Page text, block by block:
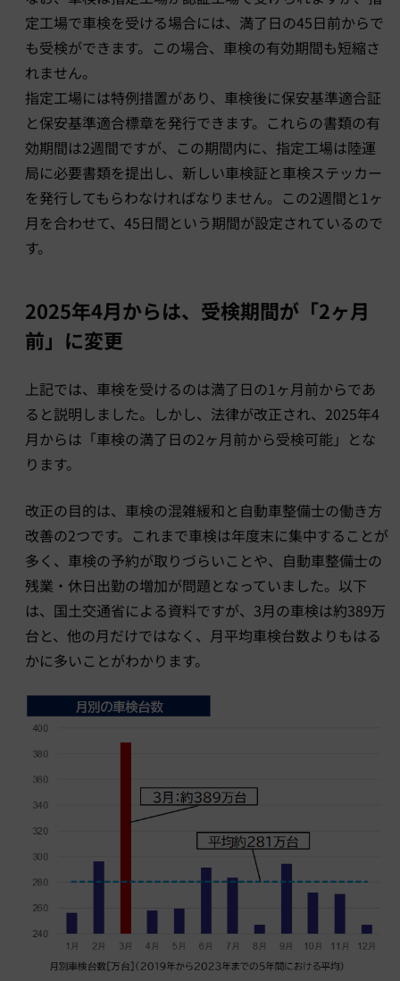
定工場で車検を受ける場合には、満了日の45日前からで
も受検ができます。この場合、車検の有効期間も短縮さ
れません。
指定工場には特例措置があり、車検後に保安基準適合証
と保安基準適合標章を発行できます。これらの書類の有
効期間は2週間ですが、この期間内に、指定工場は陸運
局に必要書類を提出し、新しい車検証と車検ステッカー
を発行してもらわなければなりません。この2週間と1ヶ
月を合わせて、45日間という期間が設定されているので
す。
2025年4月からは、受検期間が「2ヶ月
前」に変更
上記では、車検を受けるのは満了日の1ヶ月前からであ
ると説明しました。しかし、法律が改正され、2025年4
月からは「車検の満了日の2ヶ月前から受検可能」とな
ります。
改正の目的は、車検の混雑緩和と自動車整備士の働き方
改善の2つです。これまで車検は年度末に集中することが
多く、車検の予約が取りづらいことや、自動車整備士の
残業・休日出勤の増加が問題となっていました。以下
は、国土交通省による資料ですが、3月の車検は約389万
台と、他の月だけではなく、月平均車検台数よりもはる
かに多いことがわかります。